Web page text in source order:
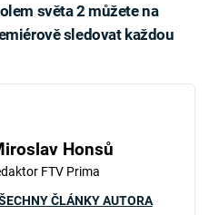
světa 2 můžete na
sledovat každou
Honsů
FTV Prima
ČLÁNKY AUTORA